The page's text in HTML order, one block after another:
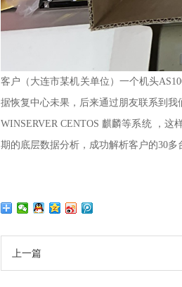
客户（大连市某机关单位）一个机头
据恢复中心未果，后来通过朋友联系到
WINSERVER CENTOS 麒麟等系统 ，
期的底层数据分析，成功解析客户的30
上一篇